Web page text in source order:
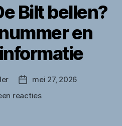
Bilt bellen?
en
Berichtdatum
mei 27, 2026
reactiesop